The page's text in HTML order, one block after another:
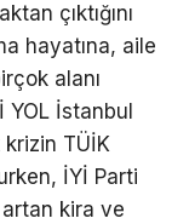
çıktığını
hayatına, aile
alanı
İstanbul
TÜİK
İYİ Parti
kira ve